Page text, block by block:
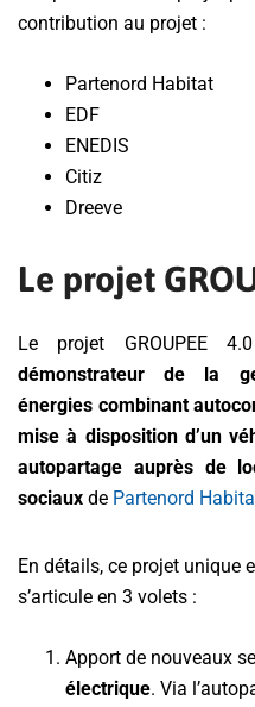
contribution au projet :
Partenord Habitat
EDF
ENEDIS
Citiz
Dreeve
Le projet
Le projet GROUPEE
démonstrateur de la
énergies combinant
mise à disposition d’un
autopartage auprès de
sociaux de Partenord
En détails, ce projet unique
s’articule en 3 volets :
Apport de nouveaux
électrique. Via